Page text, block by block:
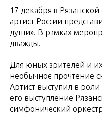
17 декабря в
артист России
души». В рамках
дважды.
Для юных зрителей и
необычное прочтение
Артист выступил в роли
его выступление
симфонический